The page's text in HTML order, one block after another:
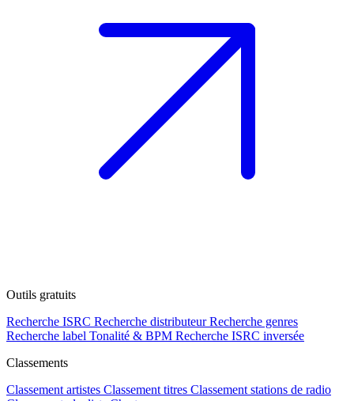
Outils gratuits
Recherche ISRC Recherche distributeur Recherche genres
Recherche label Tonalité & BPM Recherche ISRC inversée
Classements
Classement artistes Classement titres Classement stations de radio